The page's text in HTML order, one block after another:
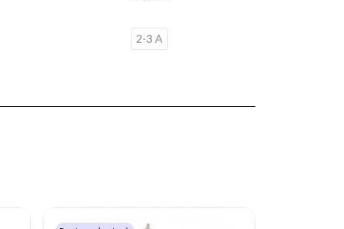
2-3 A